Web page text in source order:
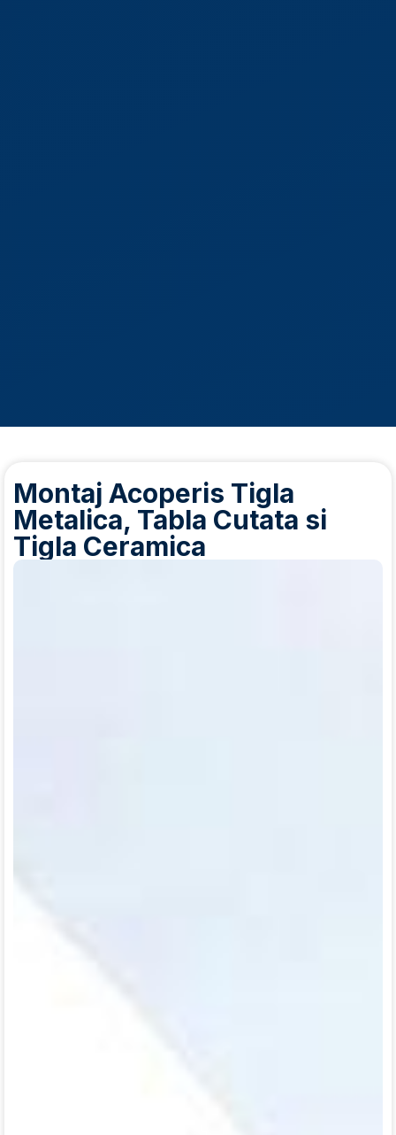
Montaj Acoperis Tigla
Metalica, Tabla Cutata si
Tigla Ceramica